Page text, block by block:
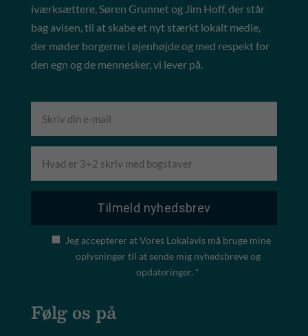
iværksættere, Søren Grunnet og Jim Hoff, der står
bag avisen, til at skabe et nyt stærkt lokalt medie,
der møder borgerne i øjenhøjde og med respekt for
den egn og de mennesker, vi lever på.
Jeg accepterer at Vores Lokalavis må bruge mine
oplysninger til at sende mig nyhedsbreve og
opdateringer. *
Følg os på